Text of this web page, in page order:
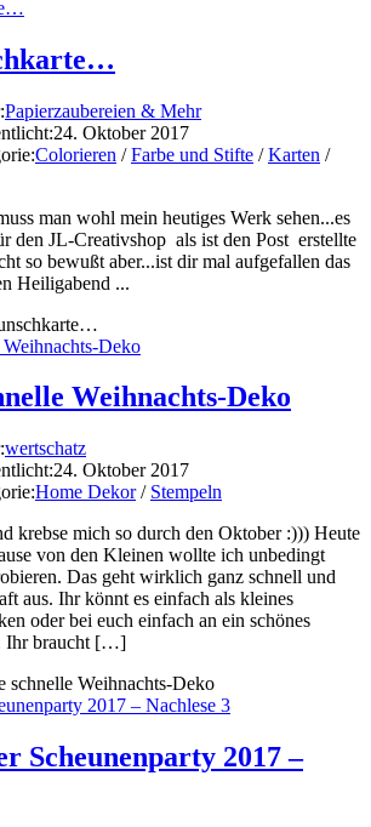
Papierzaubereien & Mehr
24. Oktober 2017
Colorieren / Farbe und Stifte / Karten /
man wohl mein heutiges Werk sehen...es
den JL-Creativshop als ist den Post erstellte
so bewußt aber...ist dir mal aufgefallen das
Heiligabend ...
Weihnachts-Deko
wertschatz
24. Oktober 2017
Home Dekor / Stempeln
krebse mich so durch den Oktober :))) Heute
von den Kleinen wollte ich unbedingt
Das geht wirklich ganz schnell und
aus. Ihr könnt es einfach als kleines
oder bei euch einfach an ein schönes
Ihr braucht […]
schnelle Weihnachts-Deko
Scheunenparty 2017 –